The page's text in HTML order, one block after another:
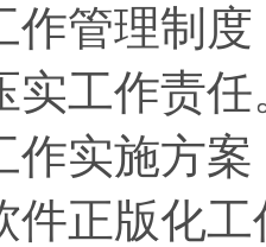
作管理制
实工作责
作实施方
件正版化